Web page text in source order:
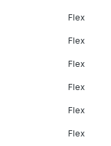
Flex
Flex
Flex
Flex
Flex
Flex